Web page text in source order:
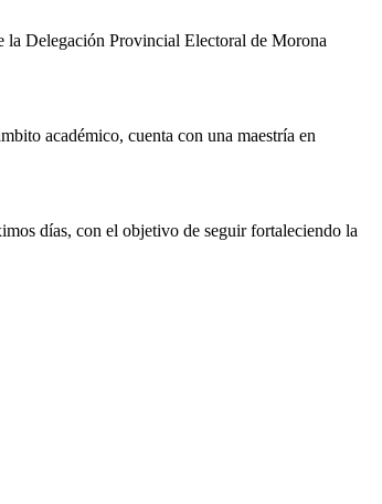
la Delegación Provincial Electoral de Morona
académico, cuenta con una maestría en
días, con el objetivo de seguir fortaleciendo la